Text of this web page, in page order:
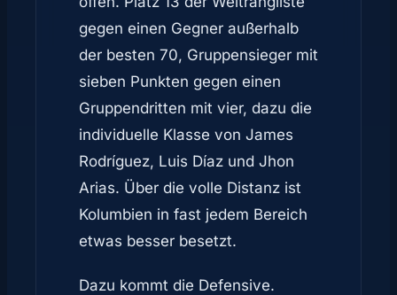
gegen einen Gegner außerhalb
der besten 70, Gruppensieger mit
sieben Punkten gegen einen
Gruppendritten mit vier, dazu die
individuelle Klasse von James
Rodríguez, Luis Díaz und Jhon
Arias. Über die volle Distanz ist
Kolumbien in fast jedem Bereich
etwas besser besetzt.
Dazu kommt die Defensive.